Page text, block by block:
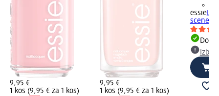
9,95 €
1 kos (9,95 € za 1 kos)
9,95 €
1 kos (9,95 € za 1 kos)
essie
scene,